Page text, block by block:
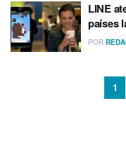
LINE
paí­ses
POR
1